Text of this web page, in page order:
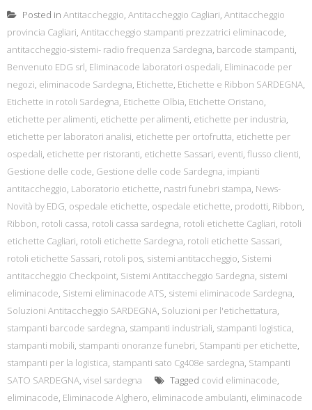
Posted in Antitaccheggio, Antitaccheggio Cagliari, Antitaccheggio
provincia Cagliari, Antitaccheggio stampanti prezzatrici eliminacode,
antitaccheggio-sistemi- radio frequenza Sardegna, barcode stampanti,
Benvenuto EDG srl, Eliminacode laboratori ospedali, Eliminacode per
negozi, eliminacode Sardegna, Etichette, Etichette e Ribbon SARDEGNA,
Etichette in rotoli Sardegna, Etichette Olbia, Etichette Oristano,
etichette per alimenti, etichette per alimenti, etichette per industria,
etichette per laboratori analisi, etichette per ortofrutta, etichette per
ospedali, etichette per ristoranti, etichette Sassari, eventi, flusso clienti,
Gestione delle code, Gestione delle code Sardegna, impianti
antitaccheggio, Laboratorio etichette, nastri funebri stampa, News-
Novità by EDG, ospedale etichette, ospedale etichette, prodotti, Ribbon,
Ribbon, rotoli cassa, rotoli cassa sardegna, rotoli etichette Cagliari, rotoli
etichette Cagliari, rotoli etichette Sardegna, rotoli etichette Sassari,
rotoli etichette Sassari, rotoli pos, sistemi antitaccheggio, Sistemi
antitaccheggio Checkpoint, Sistemi Antitaccheggio Sardegna, sistemi
eliminacode, Sistemi eliminacode ATS, sistemi eliminacode Sardegna,
Soluzioni Antitaccheggio SARDEGNA, Soluzioni per l'etichettatura,
stampanti barcode sardegna, stampanti industriali, stampanti logistica,
stampanti mobili, stampanti onoranze funebri, Stampanti per etichette,
stampanti per la logistica, stampanti sato Cg408e sardegna, Stampanti
SATO SARDEGNA, visel sardegna Tagged covid eliminacode,
eliminacode, Eliminacode Alghero, eliminacode ambulanti, eliminacode